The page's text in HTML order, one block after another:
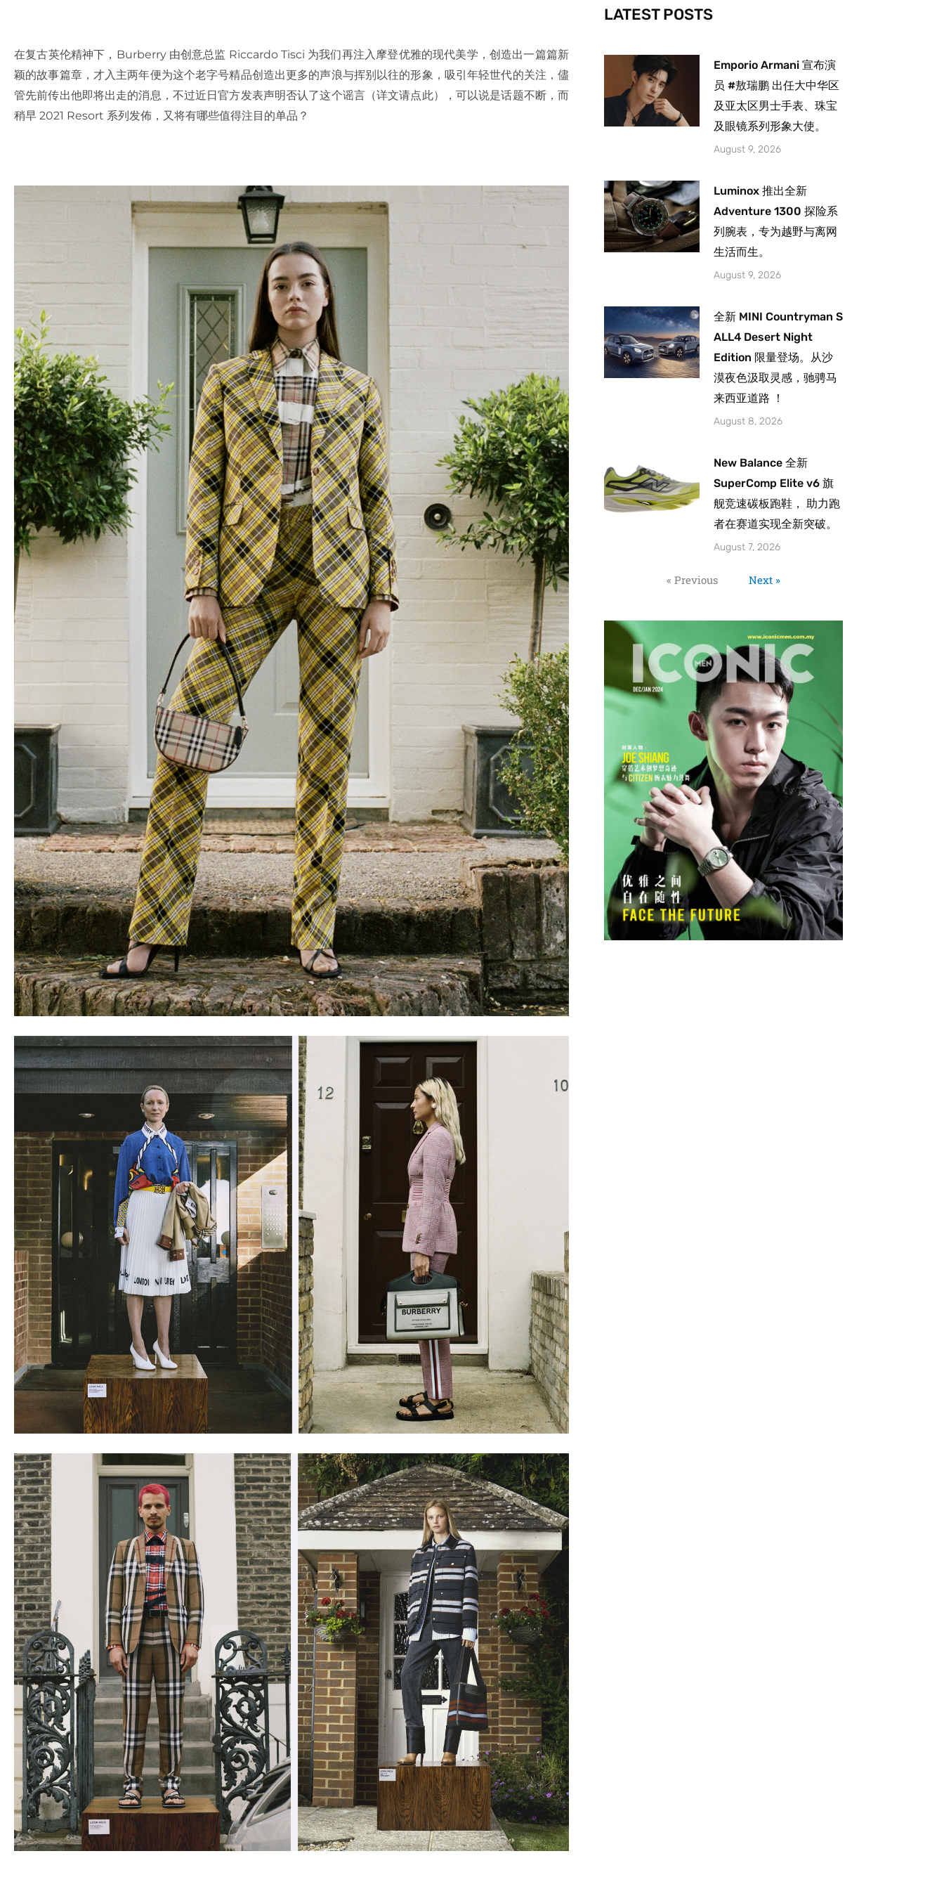
在复古英伦精神下，Burberry 由创意总监 Riccardo Tisci 为我们再注入摩登优雅的现代美学，创造出一篇篇新
颖的故事篇章，才入主两年便为这个老字号精品创造出更多的声浪与挥别以往的形象，吸引年轻世代的关注，儘
管先前传出他即将出走的消息，不过近日官方发表声明否认了这个谣言（详文请点此），可以说是话题不断，而
稍早 2021 Resort 系列发佈，又将有哪些值得注目的单品？
-
f
m
LATEST POSTS
Emporio Armani 宣布演
员 #敖瑞鹏 出任大中华区
及亚太区男士手表、珠宝
及眼镜系列形象大使。
August 9, 2026
Luminox 推出全新
Adventure 1300 探险系
列腕表，专为越野与离网
生活而生。
August 9, 2026
全新 MINI Countryman S
ALL4 Desert Night
Edition 限量登场。从沙
漠夜色汲取灵感，驰骋马
来西亚道路 ！
August 8, 2026
New Balance 全新
SuperComp Elite v6 旗
舰竞速碳板跑鞋， 助力跑
者在赛道实现全新突破。
August 7, 2026
« Previous Next »